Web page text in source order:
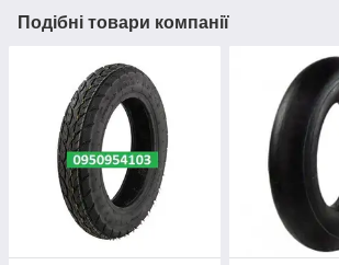
Подібні товари компанії